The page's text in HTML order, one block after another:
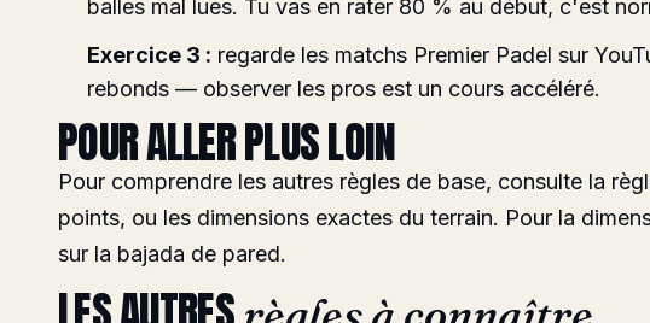
balles mal lues. Tu vas en rater 80 % au début, c'est
Exercice 3 : regarde les matchs Premier Padel sur
rebonds — observer les pros est un cours accéléré.
POUR ALLER PLUS LOIN
Pour comprendre les autres règles de base, consulte la
points, ou les dimensions exactes du terrain. Pour la
sur la bajada de pared.